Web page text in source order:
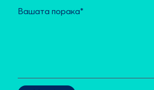
Вашата порака*